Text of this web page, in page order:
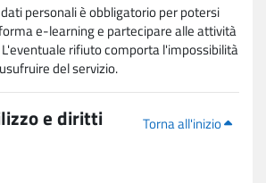
personali è obbligatorio per potersi
e-learning e partecipare alle attività
rifiuto comporta l'impossibilità
del servizio.
Torna all'inizio
e diritti